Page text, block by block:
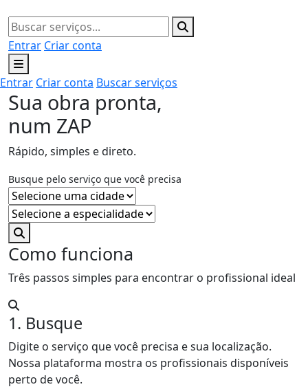
Entrar Criar conta
Entrar Criar conta Buscar serviços
Sua obra pronta,
num ZAP
Rápido, simples e direto.
Busque pelo serviço que você precisa
Como funciona
Três passos simples para encontrar o profissional ideal
1. Busque
Digite o serviço que você precisa e sua localização.
Nossa plataforma mostra os profissionais disponíveis
perto de você.